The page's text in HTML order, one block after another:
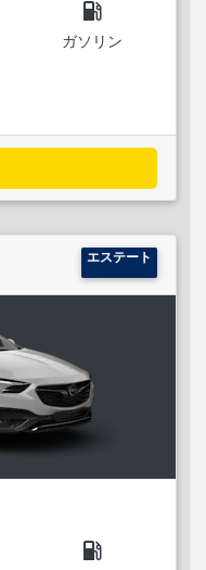
local_gas_station
ガソリン
エステート
local_gas_station